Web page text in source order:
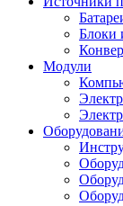
Блоки
Модули